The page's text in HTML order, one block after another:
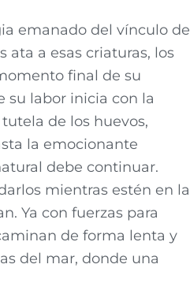
emanado del vínculo de
ata a esas criaturas, los
final de su
su labor inicia con la
de los huevos,
la emocionante
debe continuar.
mientras estén en la
Ya con fuerzas para
de forma lenta y
del mar, donde una